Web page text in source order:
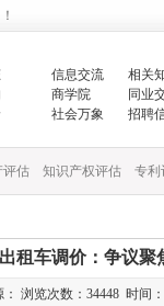
信息交流
相关
商学院
同业
社会万象
招聘
评估 知识产权评估 专利
租车调价：争议聚
浏览次数：34448 时间